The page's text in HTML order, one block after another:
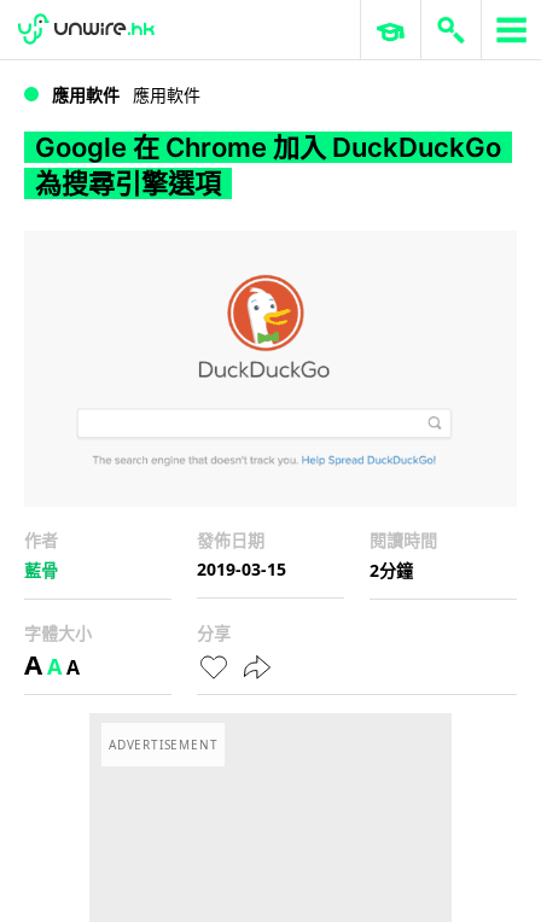
WWDC 2026 ERP 與商業 AI
應用軟件 應用軟件
Google 在 Chrome 加入 DuckDuckGo
為搜尋引擎選項
作者
藍骨
發佈日期
2019-03-15
閱讀時間
2分鐘
字體大小
AAA
分享
ADVERTISEMENT